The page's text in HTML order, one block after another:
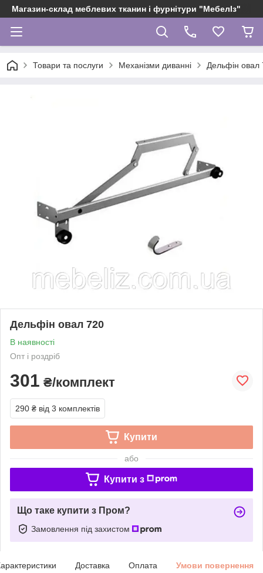
Магазин-склад меблевих тканин і фурнітури "МебелІз"
Товари та послуги Механізми диванні Дельфін овал
Дельфін овал 720
В наявності
Опт і роздріб
301 ₴/комплект
290 ₴ від 3 комплектів
Купити
або
Купити з
Що таке купити з Пром?
Замовлення під захистом
Доставка Оплата Умови повернення